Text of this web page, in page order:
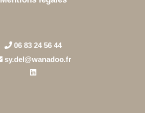
06 83 24 56 44
sy.del@wanadoo.fr